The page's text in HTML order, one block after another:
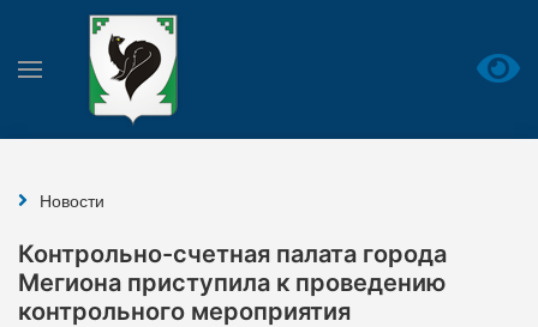
Новости
Контрольно-счетная палата города
Мегиона приступила к проведению
контрольного мероприятия